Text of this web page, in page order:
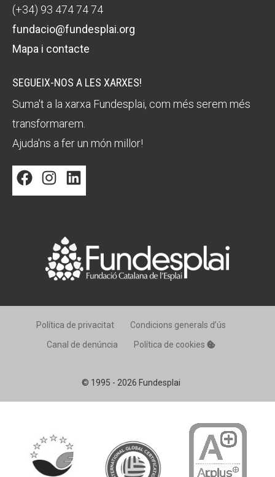
(+34) 93 474 74 74
fundacio@fundesplai.org
Mapa i contacte
SEGUEIX-NOS A LES XARXES!
Suma't a la xarxa Fundesplai, com més serem més
transformarem.
Ajuda'ns a fer un món millor!
FacebookInstagram
© 1995 - 2026 Fundesplai
Política de privacitat
Condicions generals d’ús
Canal de denúncia
Política de cookies